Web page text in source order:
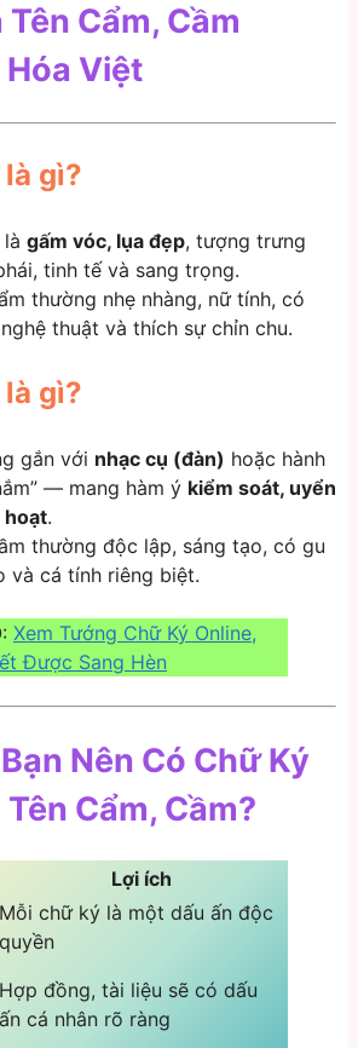
Cẩm, Cầm
Hóa Việt
là gì?
là gấm vóc, lụa đẹp, tượng trưng
tinh tế và sang trọng.
thường nhẹ nhàng, nữ tính, có
thuật và thích sự chỉn chu.
là gì?
gắn với nhạc cụ (đàn) hoặc hành
— mang hàm ý kiểm soát, uyển
hoạt.
thường độc lập, sáng tạo, có gu
và cá tính riêng biệt.
Xem Tướng Chữ Ký Online,
Được Sang Hèn
Nên Có Chữ Ký
Cẩm, Cầm?
Lợi ích
Mỗi chữ ký là một dấu ấn độc
quyền
Hợp đồng, tài liệu sẽ có dấu
ấn cá nhân rõ ràng